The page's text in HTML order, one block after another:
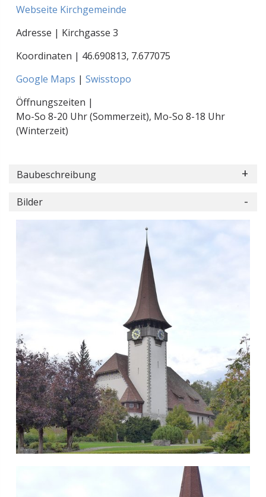
Webseite Kirchgemeinde
Adresse | Kirchgasse 3
Koordinaten | 46.690813, 7.677075
Google Maps | Swisstopo
Öffnungszeiten |
Mo-So 8-20 Uhr (Sommerzeit), Mo-So 8-18 Uhr
(Winterzeit)
Baubeschreibung
Bilder